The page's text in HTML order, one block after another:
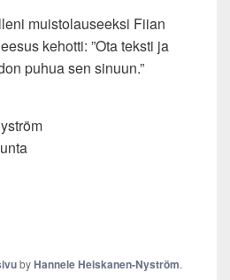
muistolauseeksi Fiian
kehotti: ”Ota teksti ja
puhua sen sinuun.”
byHannele Heiskanen-Nyström.